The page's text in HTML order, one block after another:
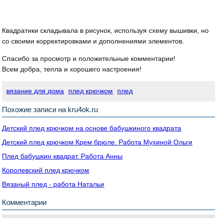
Квадратики складывала в рисунок, используя схему вышивки, но
со своими корректировками и дополнениями элементов.
Спасибо за просмотр и положительные комментарии!
Всем добра, тепла и хорошего настроения!
вязание для дома плед крючком плед
Похожие записи на kru4ok.ru
Детский плед крючком на основе бабушкиного квадрата
Детский плед крючком Крем брюле. Работа Мухиной Ольги
Плед бабушкин квадрат. Работа Анны
Королевский плед крючком
Вязаный плед - работа Натальи
Комментарии